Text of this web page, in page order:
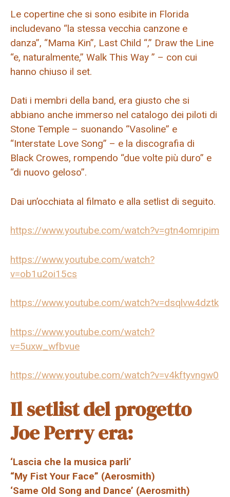
Le copertine che si sono esibite in Florida
includevano “la stessa vecchia canzone e
danza”, “Mama Kin”, Last Child “,” Draw the Line
“e, naturalmente,” Walk This Way ” – con cui
hanno chiuso il set.
Dati i membri della band, era giusto che si
abbiano anche immerso nel catalogo dei piloti di
Stone Temple – suonando “Vasoline” e
“Interstate Love Song” – e la discografia di
Black Crowes, rompendo “due volte più duro” e
“di nuovo geloso”.
Dai un’occhiata al filmato e alla setlist di seguito.
https://www.youtube.com/watch?v=gtn4omripim
https://www.youtube.com/watch?
v=ob1u2oi15cs
https://www.youtube.com/watch?v=dsqlvw4dztk
https://www.youtube.com/watch?
v=5uxw_wfbvue
https://www.youtube.com/watch?v=v4kftyvngw0
Il setlist del progetto
Joe Perry era:
‘Lascia che la musica parli’
“My Fist Your Face” (Aerosmith)
‘Same Old Song and Dance’ (Aerosmith)